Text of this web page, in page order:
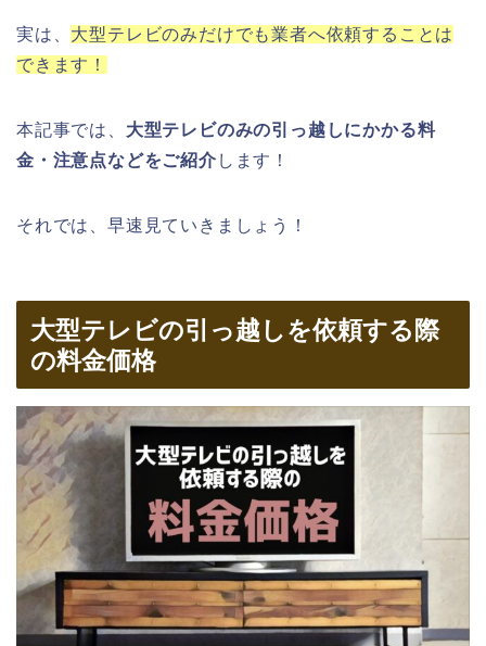
実は、 大型テレビのみだけでも業者へ依頼することは
できます！
本記事では、 大型テレビのみの引っ越しにかかる料
金・注意点などをご紹介 します！
それでは、早速見ていきましょう！
大型テレビの引っ越しを依頼する際
の料金価格